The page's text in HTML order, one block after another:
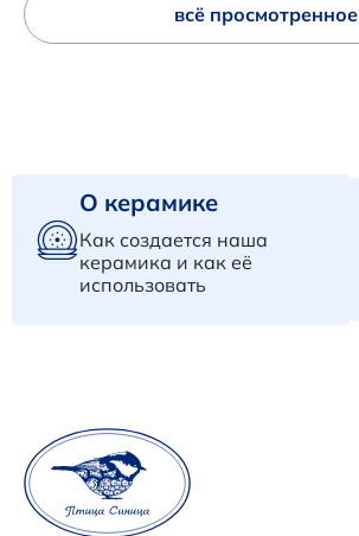
всё просмотренное
О керамике
Как создается наша
керамика и как её
использовать